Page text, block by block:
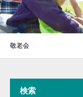
敬老会
検索